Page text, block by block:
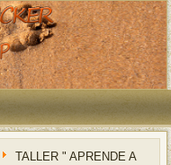
TALLER " APRENDE A